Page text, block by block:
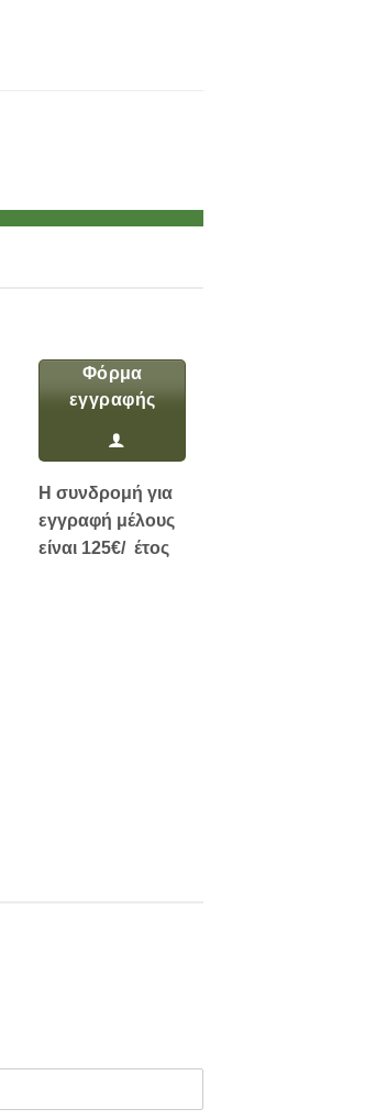
Φόρμα
εγγραφής
Η συνδρομή για
εγγραφή μέλους
είναι 125€/ έτος